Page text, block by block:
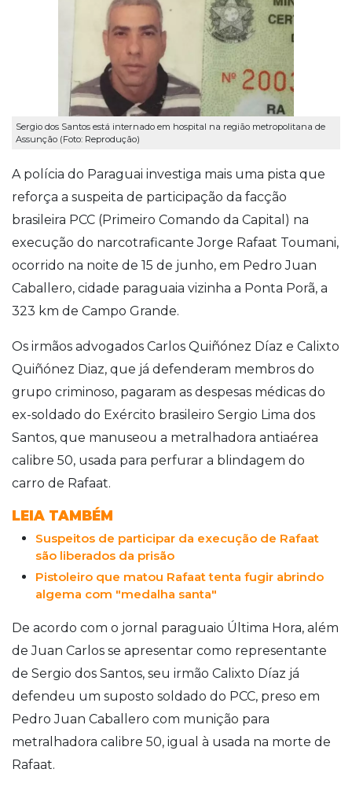
Sergio dos Santos está internado em hospital na região metropolitana de
Assunção (Foto: Reprodução)
A polícia do Paraguai investiga mais uma pista que
reforça a suspeita de participação da facção
brasileira PCC (Primeiro Comando da Capital) na
execução do narcotraficante Jorge Rafaat Toumani,
ocorrido na noite de 15 de junho, em Pedro Juan
Caballero, cidade paraguaia vizinha a Ponta Porã, a
323 km de Campo Grande.
Os irmãos advogados Carlos Quiñónez Díaz e Calixto
Quiñónez Diaz, que já defenderam membros do
grupo criminoso, pagaram as despesas médicas do
ex-soldado do Exército brasileiro Sergio Lima dos
Santos, que manuseou a metralhadora antiaérea
calibre 50, usada para perfurar a blindagem do
carro de Rafaat.
LEIA TAMBÉM
Suspeitos de participar da execução de Rafaat
são liberados da prisão
Pistoleiro que matou Rafaat tenta fugir abrindo
algema com "medalha santa"
De acordo com o jornal paraguaio Última Hora, além
de Juan Carlos se apresentar como representante
de Sergio dos Santos, seu irmão Calixto Díaz já
defendeu um suposto soldado do PCC, preso em
Pedro Juan Caballero com munição para
metralhadora calibre 50, igual à usada na morte de
Rafaat.